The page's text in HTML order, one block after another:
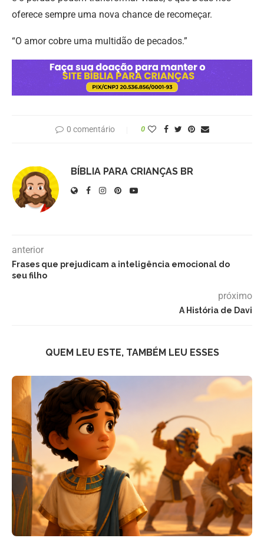
oferece sempre uma nova chance de recomeçar.
“O amor cobre uma multidão de pecados.”
0 comentário 0
BÍBLIA PARA CRIANÇAS BR
anterior
Frases que prejudicam a inteligência emocional do
seu filho
próximo
A História de Davi
QUEM LEU ESTE, TAMBÉM LEU ESSES